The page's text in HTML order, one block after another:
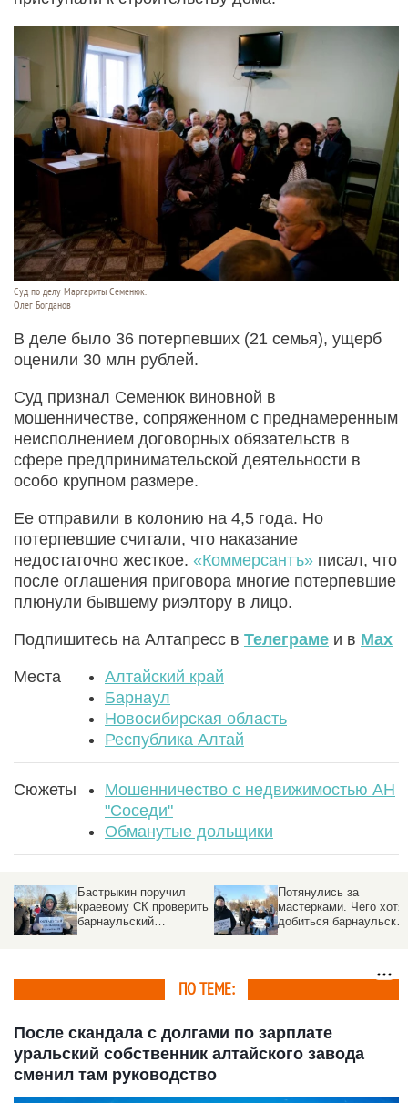
Суд по делу Маргариты Семенюк.
Олег Богданов
В деле было 36 потерпевших (21 семья), ущерб
оценили 30 млн рублей.
Суд признал Семенюк виновной в
мошенничестве, сопряженном с преднамеренным
неисполнением договорных обязательств в
сфере предпринимательской деятельности в
особо крупном размере.
Ее отправили в колонию на 4,5 года. Но
потерпевшие считали, что наказание
недостаточно жесткое. «Коммерсантъ» писал, что
после оглашения приговора многие потерпевшие
плюнули бывшему риэлтору в лицо.
Подпишитесь на Алтапресс в Телеграме и в Max
Места
Алтайский край
Барнаул
Новосибирская область
Республика Алтай
Сюжеты
Мошенничество с недвижимостью АН
"Соседи"
Обманутые дольщики
Потянулись за
мастерками. Чего хотят
добиться барнаульские
В сибирском городе на
генерального
директора
ПО ТЕМЕ:
После скандала с долгами по зарплате
уральский собственник алтайского завода
сменил там руководство